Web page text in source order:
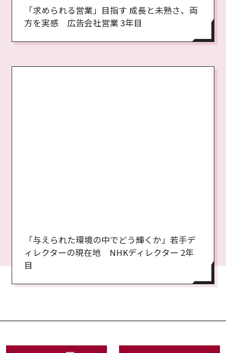
「求められる営業」目指す 成長と未熟さ、両
方を実感 広告会社営業 3年目
「与えられた環境の中でどう輝くか」若手デ
ィレクターの現在地 NHKディレクター 2年
目